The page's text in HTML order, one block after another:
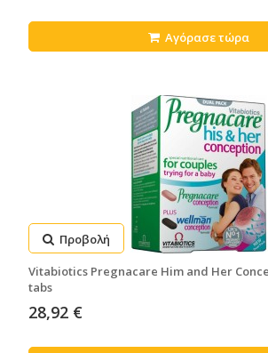
Αγόρασε τώρα
Προβολή
Vitabiotics Pregnacare Him and Her
tabs
28,92 €